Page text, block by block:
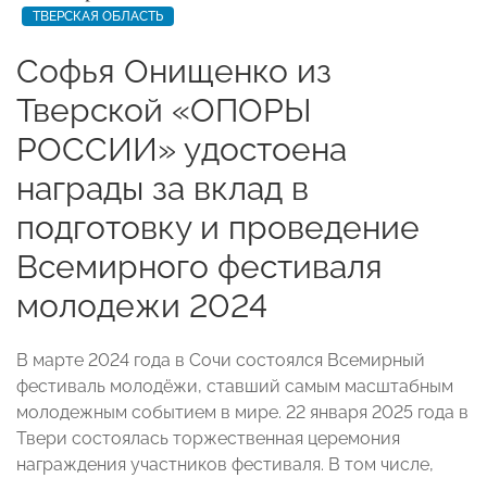
ТВЕРСКАЯ ОБЛАСТЬ
Софья Онищенко из
Тверской «ОПОРЫ
РОССИИ» удостоена
награды за вклад в
подготовку и проведение
Всемирного фестиваля
молодежи 2024
В марте 2024 года в Сочи состоялся Всемирный
фестиваль молодёжи, ставший самым масштабным
молодежным событием в мире. 22 января 2025 года в
Твери состоялась торжественная церемония
награждения участников фестиваля. В том числе,